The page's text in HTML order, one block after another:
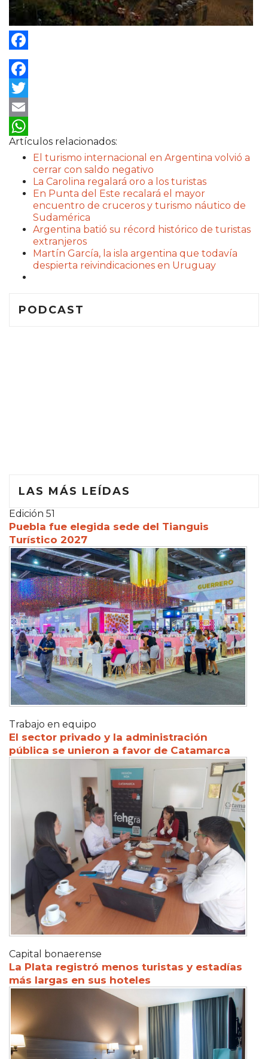
Facebook
Facebook
Twitter
Email
WhatsApp
Artículos relacionados:
El turismo internacional en Argentina volvió a
cerrar con saldo negativo
La Carolina regalará oro a los turistas
En Punta del Este recalará el mayor
encuentro de cruceros y turismo náutico de
Sudamérica
Argentina batió su récord histórico de turistas
extranjeros
Martín García, la isla argentina que todavía
despierta reivindicaciones en Uruguay
PODCAST
LAS MÁS LEÍDAS
Edición 51
Puebla fue elegida sede del Tianguis
Turístico 2027
Trabajo en equipo
El sector privado y la administración
pública se unieron a favor de Catamarca
Capital bonaerense
La Plata registró menos turistas y estadías
más largas en sus hoteles